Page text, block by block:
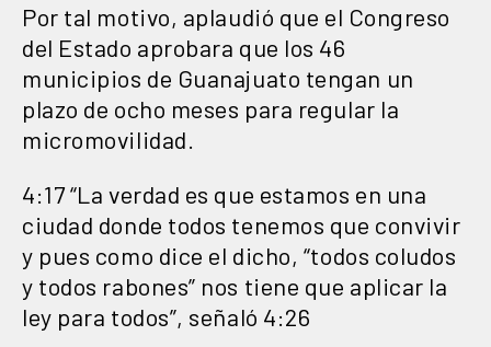
Por tal motivo, aplaudió que el Congreso
del Estado aprobara que los 46
municipios de Guanajuato tengan un
plazo de ocho meses para regular la
micromovilidad.
4:17 “La verdad es que estamos en una
ciudad donde todos tenemos que convivir
y pues como dice el dicho, “todos coludos
y todos rabones” nos tiene que aplicar la
ley para todos”, señaló 4:26